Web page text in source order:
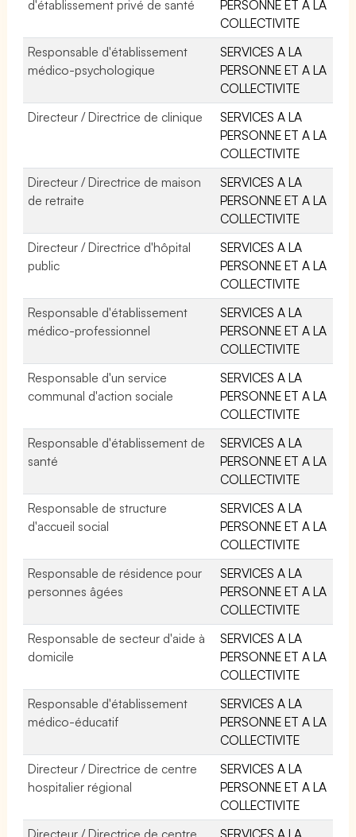
d'établissement privé de santé
PERSONNE ET A LA
COLLECTIVITE
Responsable d'établissement
médico-psychologique
SERVICES A LA
PERSONNE ET A LA
COLLECTIVITE
Directeur / Directrice de clinique
SERVICES A LA
PERSONNE ET A LA
COLLECTIVITE
Directeur / Directrice de maison
de retraite
SERVICES A LA
PERSONNE ET A LA
COLLECTIVITE
Directeur / Directrice d'hôpital
public
SERVICES A LA
PERSONNE ET A LA
COLLECTIVITE
Responsable d'établissement
médico-professionnel
SERVICES A LA
PERSONNE ET A LA
COLLECTIVITE
Responsable d'un service
communal d'action sociale
SERVICES A LA
PERSONNE ET A LA
COLLECTIVITE
Responsable d'établissement de
santé
SERVICES A LA
PERSONNE ET A LA
COLLECTIVITE
Responsable de structure
d'accueil social
SERVICES A LA
PERSONNE ET A LA
COLLECTIVITE
Responsable de résidence pour
personnes âgées
SERVICES A LA
PERSONNE ET A LA
COLLECTIVITE
Responsable de secteur d'aide à
domicile
SERVICES A LA
PERSONNE ET A LA
COLLECTIVITE
Responsable d'établissement
médico-éducatif
SERVICES A LA
PERSONNE ET A LA
COLLECTIVITE
Directeur / Directrice de centre
hospitalier régional
SERVICES A LA
PERSONNE ET A LA
COLLECTIVITE
Directeur / Directrice de centre
SERVICES A LA